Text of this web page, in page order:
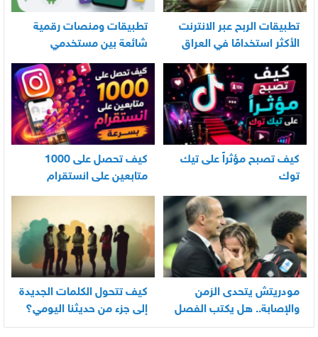
تطبيقات الربح عبر الانترنت
الأكثر استخدامًا في العراق
تطبيقات ومنصات رقمية
شائعة بين مستخدمي
الأندرويد
كيف تصبح مؤثراً على تيك
توك
كيف تحصل على 1000
متابعين على انستقرام
بسرعة
مودريتش يتحدى الزمن
والإصابة.. هل يكتب الفصل
الأخير في أسطورته
كيف تتحول الكلمات الجديدة
إلى جزء من حديثنا اليومي؟